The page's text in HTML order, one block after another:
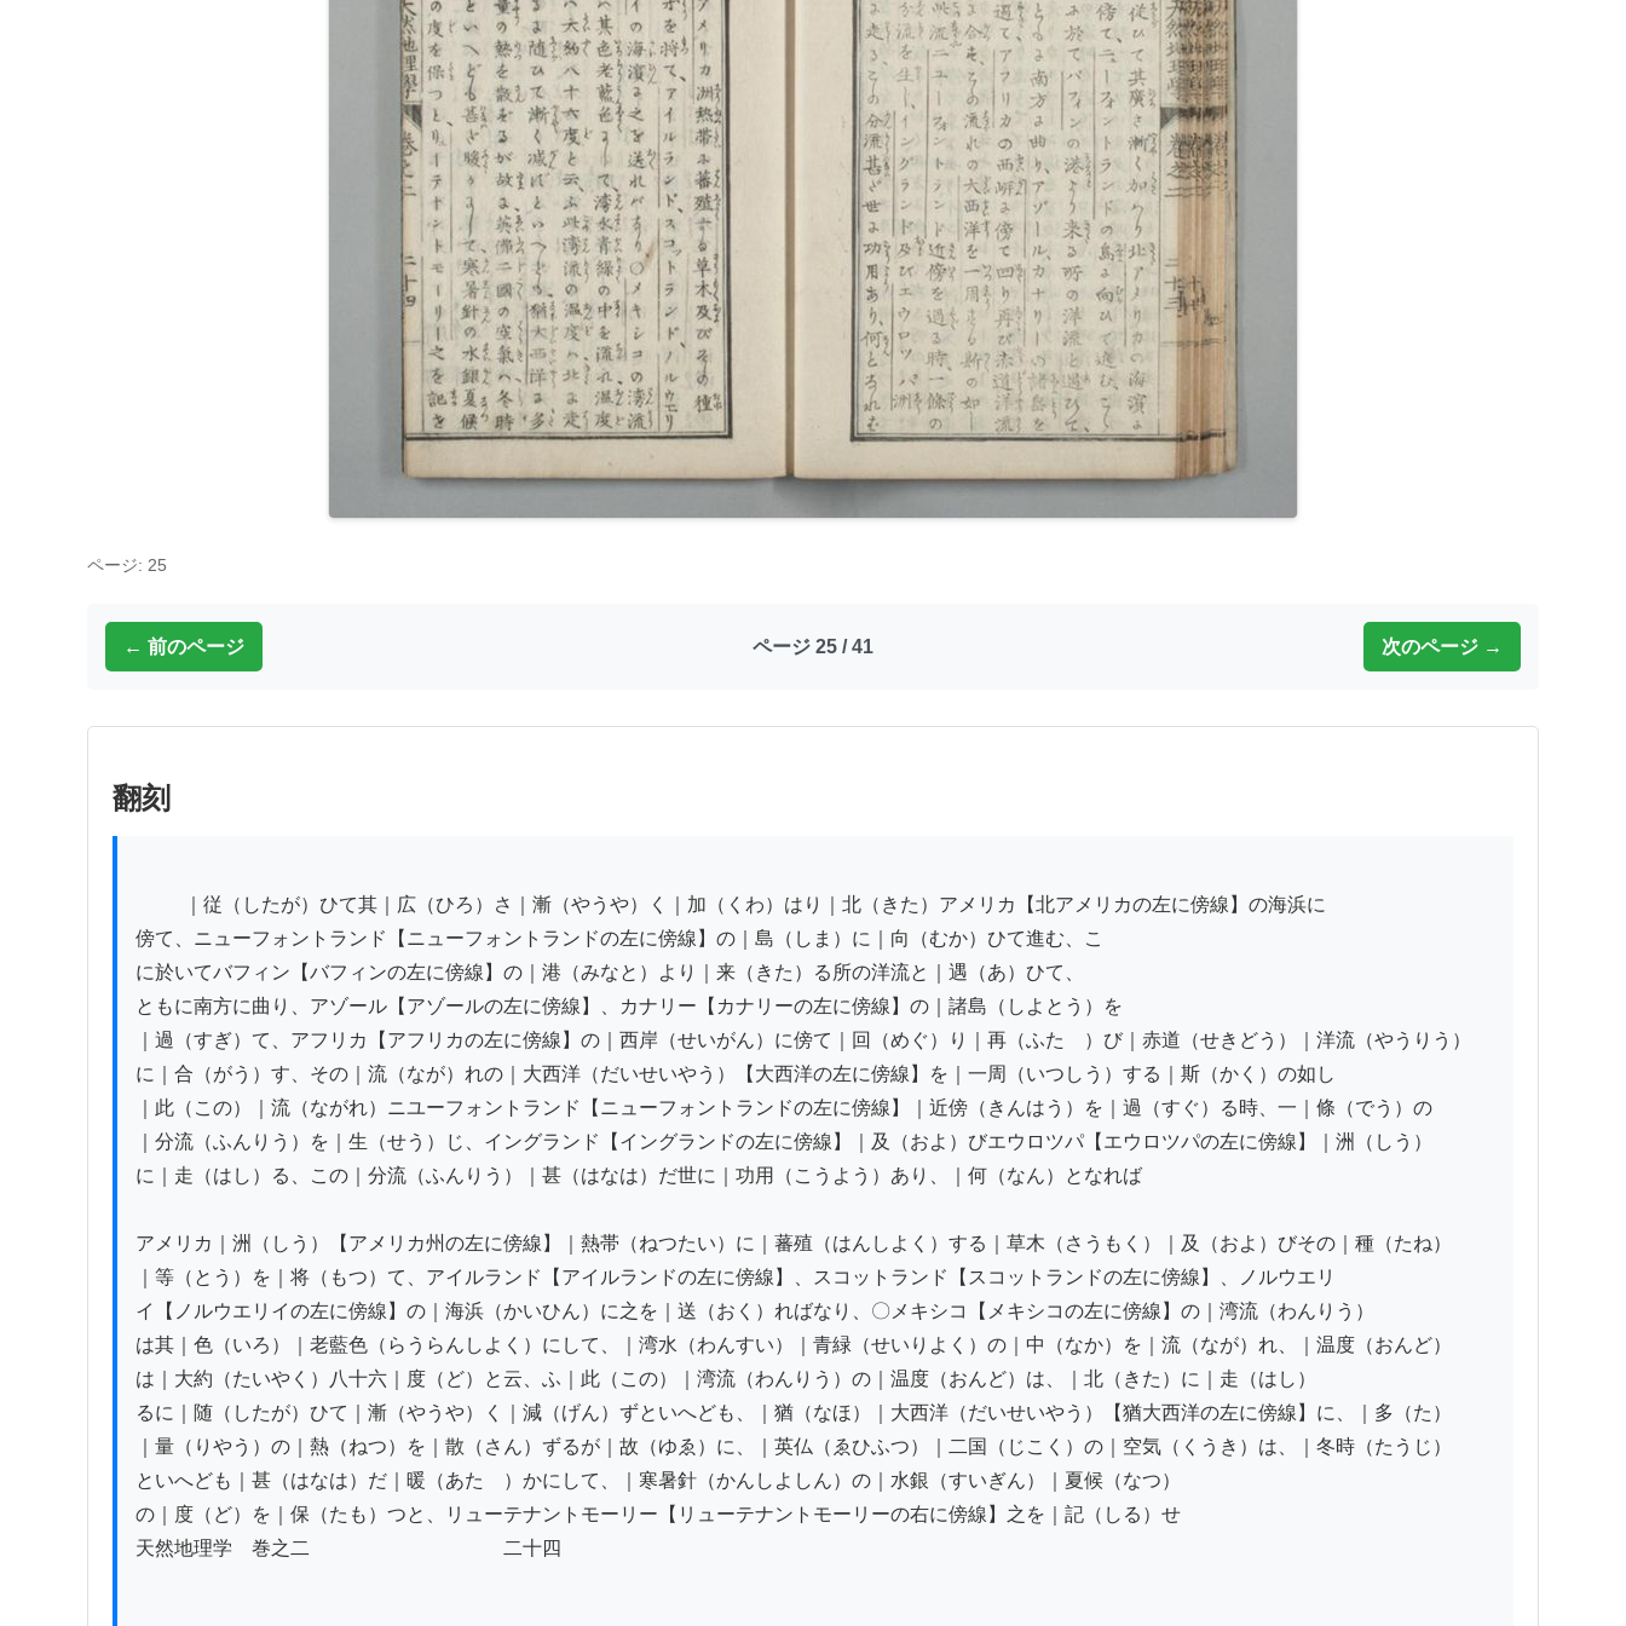
ページ: 25
← 前のページ ページ 25 / 41 次のページ →
翻刻
傍て、ニューフォントランド【ニューフォントランドの左に傍線】の｜島（しま）に｜向（むか）ひて進む、こゝ
に於いてバフィン【バフィンの左に傍線】の｜港（みなと）より｜来（きた）る所の洋流と｜遇（あ）ひて、
ともに南方に曲り、アゾール【アゾールの左に傍線】、カナリー【カナリーの左に傍線】の｜諸島（しよとう）を
｜過（すぎ）て、アフリカ【アフリカの左に傍線】の｜西岸（せいがん）に傍て｜回（めぐ）り｜再（ふたゝ）び｜赤道（せきどう）｜洋流（やうりう）
に｜合（がう）す、その｜流（なが）れの｜大西洋（だいせいやう）【大西洋の左に傍線】を｜一周（いつしう）する｜斯（かく）の如し
｜此（この）｜流（ながれ）ニユーフォントランド【ニューフォントランドの左に傍線】｜近傍（きんはう）を｜過（すぐ）る時、一｜條（でう）の
｜分流（ふんりう）を｜生（せう）じ、イングランド【イングランドの左に傍線】｜及（およ）びエウロツパ【エウロツパの左に傍線】｜洲（しう）
に｜走（はし）る、この｜分流（ふんりう）｜甚（はなは）だ世に｜功用（こうよう）あり、｜何（なん）となれば
アメリカ｜洲（しう）【アメリカ州の左に傍線】｜熱帯（ねつたい）に｜蕃殖（はんしよく）する｜草木（さうもく）｜及（およ）びその｜種（たね）
｜等（とう）を｜将（もつ）て、アイルランド【アイルランドの左に傍線】、スコットランド【スコットランドの左に傍線】、ノルウエリ
イ【ノルウエリイの左に傍線】の｜海浜（かいひん）に之を｜送（おく）ればなり、〇メキシコ【メキシコの左に傍線】の｜湾流（わんりう）
は其｜色（いろ）｜老藍色（らうらんしよく）にして、｜湾水（わんすい）｜青緑（せいりよく）の｜中（なか）を｜流（なが）れ、｜温度（おんど）
は｜大約（たいやく）八十六｜度（ど）と云、ふ｜此（この）｜湾流（わんりう）の｜温度（おんど）は、｜北（きた）に｜走（はし）
るに｜随（したが）ひて｜漸（やうや）く｜減（げん）ずといへども、｜猶（なほ）｜大西洋（だいせいやう）【猶大西洋の左に傍線】に、｜多（た）
｜量（りやう）の｜熱（ねつ）を｜散（さん）ずるが｜故（ゆゑ）に、｜英仏（ゑひふつ）｜二国（じこく）の｜空気（くうき）は、｜冬時（たうじ）
といへども｜甚（はなは）だ｜暖（あたゝ）かにして、｜寒暑針（かんしよしん）の｜水銀（すいぎん）｜夏候（なつ）
の｜度（ど）を｜保（たも）つと、リューテナントモーリー【リューテナントモーリーの右に傍線】之を｜記（しる）せ
天然地理学　巻之二　　　　　　　　　　二十四